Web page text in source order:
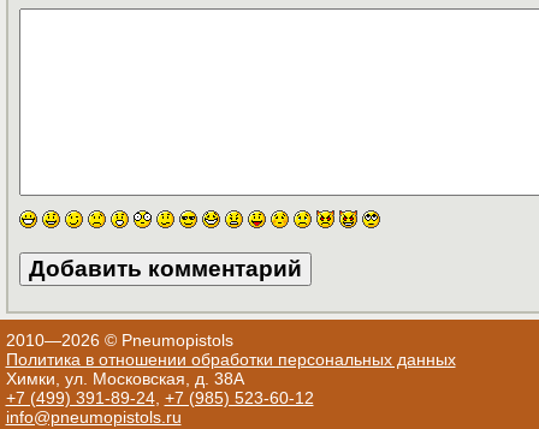
2010—2026 © Pneumopistols
Политика в отношении обработки персональных данных
Химки, ул. Московская, д. 38А
+7 (499) 391-89-24, +7 (985) 523-60-12
info@pneumopistols.ru